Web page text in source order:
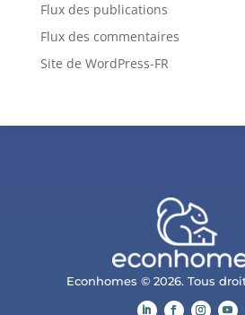
Flux des publications
Flux des commentaires
Site de WordPress-FR
Econhomes © 2026. Tous